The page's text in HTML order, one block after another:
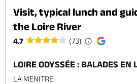
Visit, typical lunch and
the Loire River
4.7 (73)
LOIRE ODYSSÉE : BALADES EN
LA MENITRE